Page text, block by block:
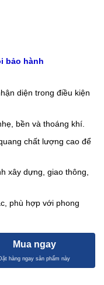
bảo hành
diện trong điều kiện
bền và thoáng khí.
chất lượng cao để
xây dựng, giao thông,
phù hợp với phong
Mua ngay